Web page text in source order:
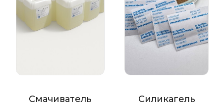
Смачиватель Силикагель